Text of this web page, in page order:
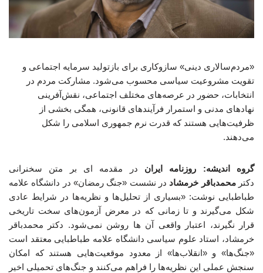
«مردم‌سالاری دینی» سازوکاری برای بازتولید سرمایه اجتماعی و
تقویت مشروعیت سیاسی محسوب می‌شود. مشارکت مردم در
انتخابات، حضور در عرصه‌های مختلف اجتماعی، نقش‌آفرینی
نهادهای مدنی و استمرار فرآیندهای قانونی، همگی بخشی از
ظرفیت‌هایی هستند که قدرت نرم جمهوری اسلامی را شکل
می‌دهند.
گروه اندیشه: روزنامه ایران در مقدمه ای بر متن سخنرانی
دکترمحمدباقر خرمشاد در نشست «جنگ رمضان» در دانشگاه علامه
طباطبایی نوشت: «بسیاری از تحلیل‌ها و نظریه‌ها در شرایط عادی
شکل می‌گیرند و تا زمانی که در معرض آزمون‌های سخت تاریخی
قرار نگیرند، اعتبار واقعی آن ها روشن نمی‌شود. دکتر محمدباقر
خرمشاد، استاد علوم سیاسی دانشگاه علامه طباطبایی معتقد است
«جنگ‌ها» و «انقلاب‌ها» از معدود موقعیت‌هایی هستند که امکان
سنجش عملی این نظریه‌ها را فراهم می‌کنند و جنگ‌های تحمیلی اخیر